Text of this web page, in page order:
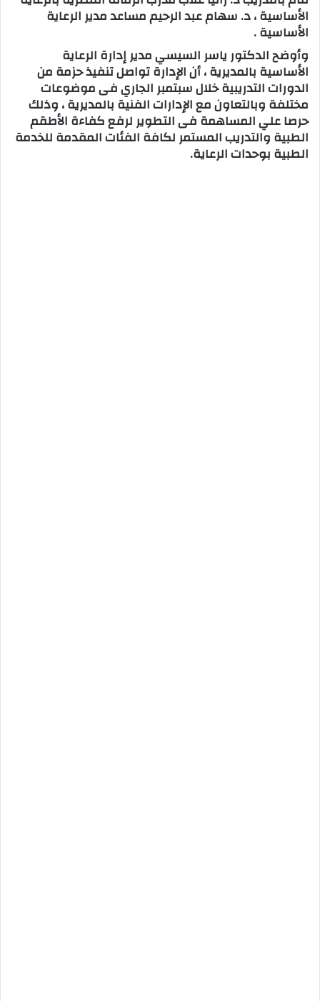
الأساسية ، د. سهام عبد الرحيم مساعد مدير الرعاية
الأساسية .
وأوضح الدكتور ياسر السيسي مدير إدارة الرعاية
الأساسية بالمديرية ، أن الإدارة تواصل تنفيذ حزمة من
الدورات التدريبية خلال سبتمبر الجاري فى موضوعات
مختلفة وبالتعاون مع الإدارات الفنية بالمديرية ، وذلك
حرصا علي المساهمة فى التطوير لرفع كفاءة الأطقم
الطبية والتدريب المستمر لكافة الفئات المقدمة للخدمة
الطبية بوحدات الرعاية.